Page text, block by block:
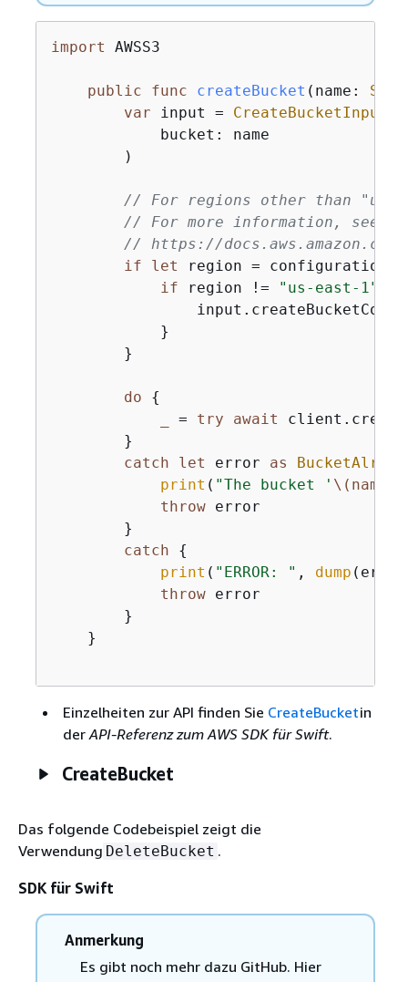
import AWSS3
public func createBucket ( name :
var input = CreateBucketInput
            bucket: name
        )
// For regions other than "us-
// For more information, see
// https://docs.aws.amazon.com/
if
let region =
if region != "us-east-1"
            }
        }
do
{
= try await
        }
catch
let error as
print ( "The bucket ' \(name)
throw error
        }
catch
{
print ( "ERROR: " , dump
throw error
        }
    }
Einzelheiten zur API finden Sie CreateBucketin
derAPI-Referenz zum AWS SDK für Swift.
CreateBucket
Das folgende Codebeispiel zeigt die
Verwendung DeleteBucket .
SDK für Swift
Anmerkung
Es gibt noch mehr dazu GitHub. Hier